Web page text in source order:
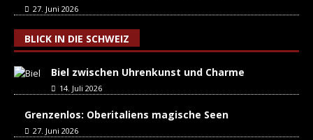
27. Juni 2026
BLICK IN DIE SCHWEIZ
Biel zwischen Uhrenkunst und Charme
14. Juli 2026
Grenzenlos: Oberitaliens magische Seen
27. Juni 2026